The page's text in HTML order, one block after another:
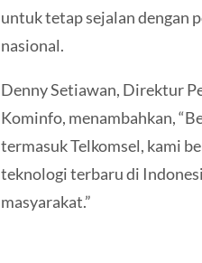
untuk tetap sejalan dengan
nasional.
Denny Setiawan, Direktur
Kominfo, menambahkan,
termasuk Telkomsel, kami
teknologi terbaru di
masyarakat.”